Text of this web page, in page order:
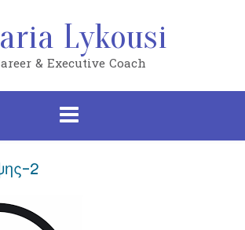
Lykousi
& Executive Coach
2